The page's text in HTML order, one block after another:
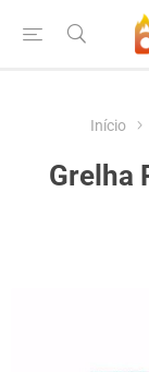
Início
Grelha